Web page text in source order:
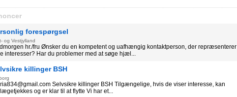
forespørgsel
og Vestjylland
hr./fru Ønsker du en kompetent og uafhængig kontaktperson, der repræsenterer
interesser? Har du problemer med at søge hjæl...
killinger BSH
Selvsikre killinger BSH Tilgængelige, hvis de viser interesse, kan
og er klar til at flytte Vi har et...